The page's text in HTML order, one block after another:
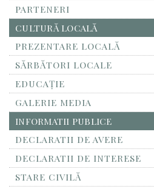
PARTENERI
CULTURĂ LOCALĂ
PREZENTARE LOCALĂ
SĂRBĂTORI LOCALE
EDUCAȚIE
GALERIE MEDIA
INFORMATII PUBLICE
DECLARATII DE AVERE
DECLARATII DE INTERESE
STARE CIVILĂ